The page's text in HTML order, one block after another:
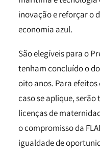
inovação e reforçar o
economia azul.
São elegíveis para o
tenham concluído o
oito anos. Para
caso se aplique,
licenças de
o compromisso da
igualdade de